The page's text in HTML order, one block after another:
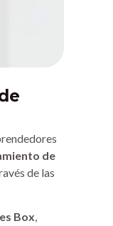
de
de las
Box,